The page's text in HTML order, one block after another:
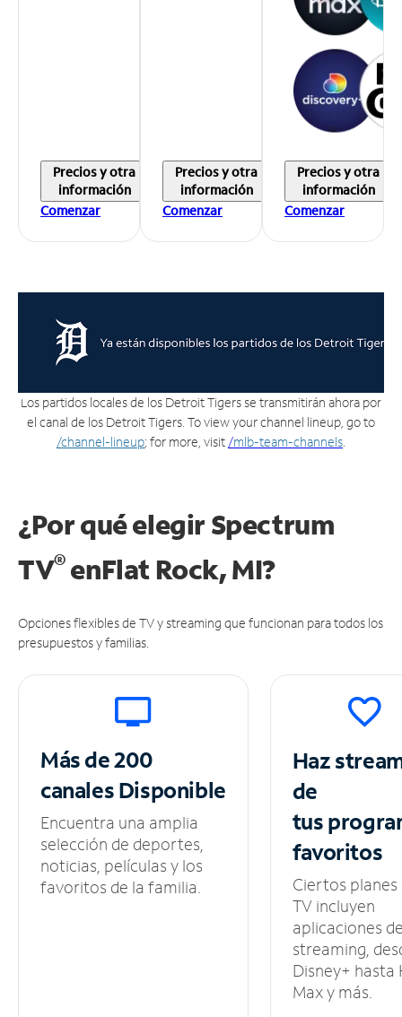
Precios y otra
información
Comenzar
Precios y otra
información
Comenzar
Precios y otra
información
Comenzar
Los partidos locales de los Detroit Tigers se transmitirán ahora por
el canal de los Detroit Tigers. To view your channel lineup, go to
/channel-lineup; for more, visit /mlb-team-channels
¿Por qué elegir Spectrum
TV®enFlat Rock, MI?
Opciones flexibles de TV y streaming que funcionan para todos los
presupuestos y familias.
Más de 200
canalesDisponible
Encuentra una amplia
selección de deportes,
noticias, películas y los
favoritos de la familia.
Haz
de
tus
favoritos
Ciertos planes
TV incluyen
aplicaciones
streaming,
Disney+ hasta
Max y más.